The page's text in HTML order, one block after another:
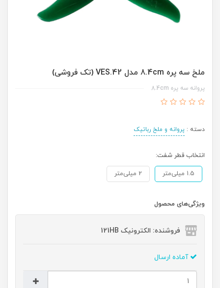
ملخ سه پره 8.4cm مدل VES.42 (تک فروشی)
پروانه سه پره 8.4cm
دسته : پروانه و ملخ رباتیک
انتخاب قطر شفت:
1.5 میلی‌متر 2 میلی‌متر
ویژگی‌های محصول
فروشنده: الکترونیک 121HB
آماده ارسال